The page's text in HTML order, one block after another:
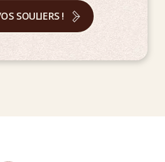
SOULIERS !